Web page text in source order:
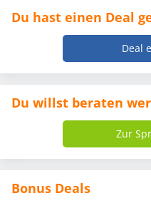
Du hast einen Deal
Deal
Du willst beraten
Zur
Bonus Deals